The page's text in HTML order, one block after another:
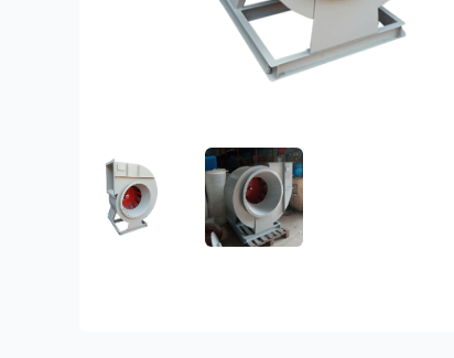
FEATURED IMAGEGALLERY IMAGE 1